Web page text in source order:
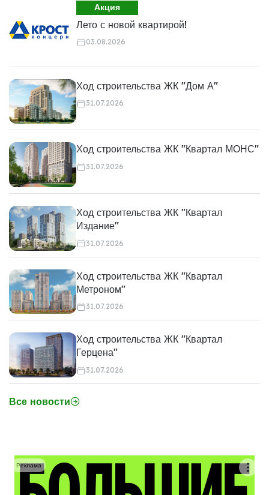
Акция
Лето с новой квартирой!
03.08.2026
Ход строительства ЖК "Дом А"
31.07.2026
Ход строительства ЖК "Квартал МОНС"
31.07.2026
Ход строительства ЖК "Квартал
Издание"
31.07.2026
Ход строительства ЖК "Квартал
Метроном"
31.07.2026
Ход строительства ЖК "Квартал
Герцена"
31.07.2026
Все новости
Реклама